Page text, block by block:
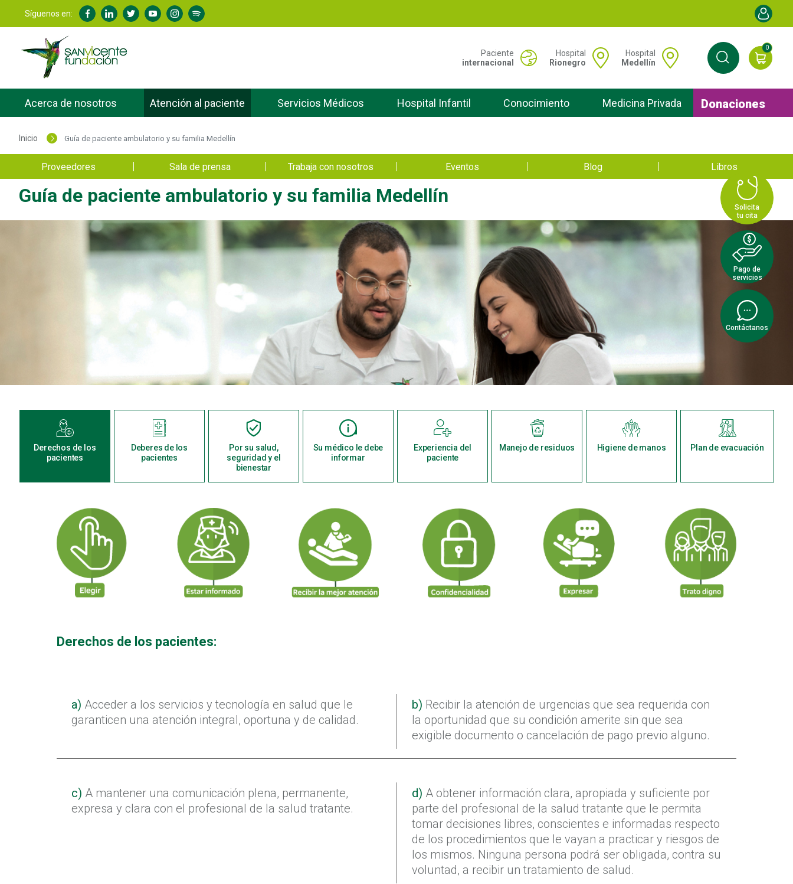
Síguenos en: Menú de
Portal San Vicente - Menú hospitales
Paciente
internacional
Hospital
Rionegro
Hospital
Medellín
0
Acerca de nosotros Atención al paciente Servicios Médicos Hospital Infantil Conocimiento Medicina Privada Donaciones
Inicio Guía de paciente ambulatorio y su familia Medellín
Proveedores Sala de prensa Trabaja con nosotros Eventos Blog Libros
Guía de paciente ambulatorio y su familia Medellín
Derechos de los
pacientes
Deberes de los
pacientes
Por su salud,
seguridad y el
bienestar
Su médico le debe
informar
Experiencia del
paciente
Manejo de residuos Higiene de manos Plan de evacuación
Derechos de los pacientes:
a) Acceder a los servicios y tecnología en salud que le
garanticen una atención integral, oportuna y de calidad.
b) Recibir la atención de urgencias que sea requerida con
la oportunidad que su condición amerite sin que sea
exigible documento o cancelación de pago previo alguno.
c) A mantener una comunicación plena, permanente,
expresa y clara con el profesional de la salud tratante.
d) A obtener información clara, apropiada y suficiente por
parte del profesional de la salud tratante que le permita
tomar decisiones libres, conscientes e informadas respecto
de los procedimientos que le vayan a practicar y riesgos de
los mismos. Ninguna persona podrá ser obligada, contra su
voluntad, a recibir un tratamiento de salud.
Pago de
servicios
Contáctanos
Solicita
tu cita